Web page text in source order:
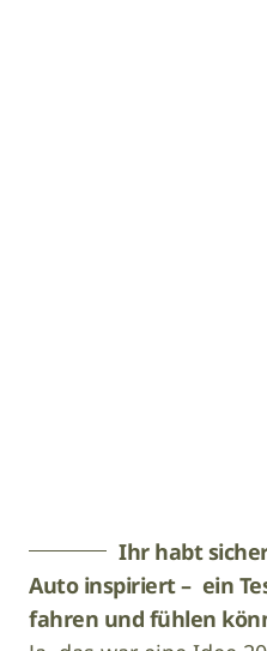
Ihr habt
Auto inspiriert – ein
fahren und fühlen